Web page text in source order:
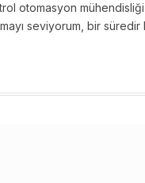
otomasyon
seviyorum, bir